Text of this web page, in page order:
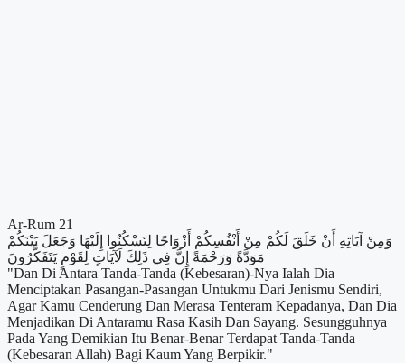
Ar-Rum 21
وَمِنْ آيَاتِهِ أَنْ خَلَقَ لَكُمْ مِنْ أَنْفُسِكُمْ أَزْوَاجًا لِتَسْكُنُوا إِلَيْهَا وَجَعَلَ بَيْنَكُمْ
مَوَدَّةً وَرَحْمَةً إِنَّ فِي ذَلِكَ لَآيَاتٍ لِقَوْمٍ يَتَفَكَّرُونَ
"Dan Di Antara Tanda-Tanda (Kebesaran)-Nya Ialah Dia
Menciptakan Pasangan-Pasangan Untukmu Dari Jenismu Sendiri,
Agar Kamu Cenderung Dan Merasa Tenteram Kepadanya, Dan Dia
Menjadikan Di Antaramu Rasa Kasih Dan Sayang. Sesungguhnya
Pada Yang Demikian Itu Benar-Benar Terdapat Tanda-Tanda
(Kebesaran Allah) Bagi Kaum Yang Berpikir."